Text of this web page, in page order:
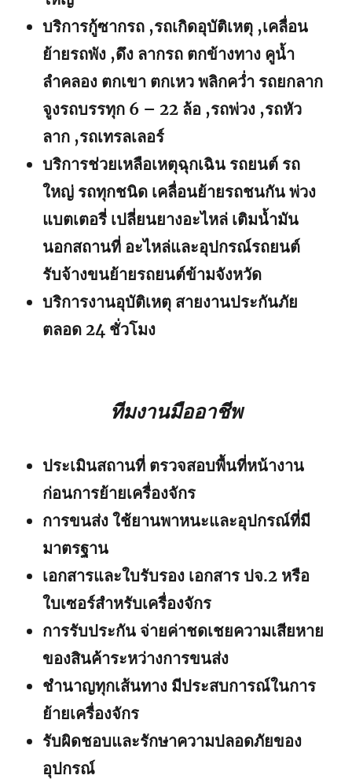
บริการกู้ซากรถ ,รถเกิดอุบัติเหตุ ,เคลื่อน
ย้ายรถพัง ,ดึง ลากรถ ตกข้างทาง คูน้ำ
ลำคลอง ตกเขา ตกเหว พลิกคว่ำ รถยกลาก
จูงรถบรรทุก 6 – 22 ล้อ ,รถพ่วง ,รถหัว
ลาก ,รถเทรลเลอร์
บริการช่วยเหลือเหตุฉุกเฉิน รถยนต์ รถ
ใหญ่ รถทุกชนิด เคลื่อนย้ายรถชนกัน พ่วง
แบตเตอรี่ เปลี่ยนยางอะไหล่ เติมน้ำมัน
นอกสถานที่ อะไหล่และอุปกรณ์รถยนต์
รับจ้างขนย้ายรถยนต์ข้ามจังหวัด
บริการงานอุบัติเหตุ สายงานประกันภัย
ตลอด 24 ชั่วโมง
ทีมงานมืออาชีพ
ประเมินสถานที่ ตรวจสอบพื้นที่หน้างาน
ก่อนการย้ายเครื่องจักร
การขนส่ง ใช้ยานพาหนะและอุปกรณ์ที่มี
มาตรฐาน
เอกสารและใบรับรอง เอกสาร ปจ.2 หรือ
ใบเซอร์สำหรับเครื่องจักร
การรับประกัน จ่ายค่าชดเชยความเสียหาย
ของสินค้าระหว่างการขนส่ง
ชำนาญทุกเส้นทาง มีประสบการณ์ในการ
ย้ายเครื่องจักร
รับผิดชอบและรักษาความปลอดภัยของ
อุปกรณ์